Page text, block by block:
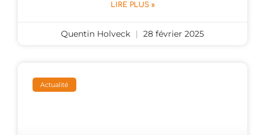
LIRE PLUS »
Quentin Holveck 28 février 2025
Actualité